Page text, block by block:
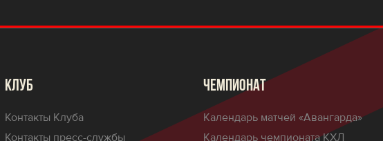
КЛУБ
Контакты Клуба
Контакты пресс-службы
ЧЕМПИОНАТ
Календарь матчей «Авангарда»
Календарь чемпионата КХЛ